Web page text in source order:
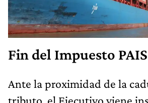
Fin del Impuesto PAIS
Ante la proximidad de la
tributo, el Ejecutivo viene